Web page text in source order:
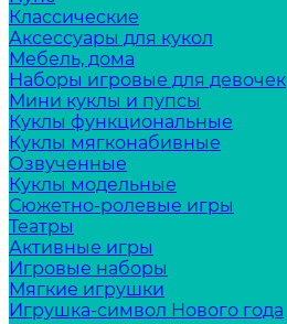
Классические
Аксессуары для кукол
Мебель, дома
Наборы игровые для девочек
Мини куклы и пупсы
Куклы функциональные
Куклы мягконабивные
Озвученные
Куклы модельные
Сюжетно-ролевые игры
Театры
Активные игры
Игровые наборы
Мягкие игрушки
Игрушка-символ Нового года